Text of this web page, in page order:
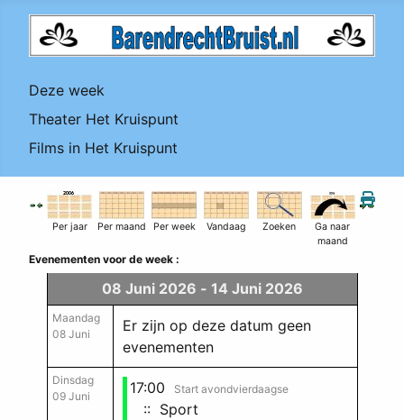
Deze week
Theater Het Kruispunt
Films in Het Kruispunt
Per jaar Per maand Per week Vandaag Zoeken
Ga naar
maand
Evenementen voor de week :
08 Juni 2026 - 14 Juni 2026
Maandag
08 Juni
Er zijn op deze datum geen
evenementen
Dinsdag
09 Juni
17:00 Start avondvierdaagse
:: Sport